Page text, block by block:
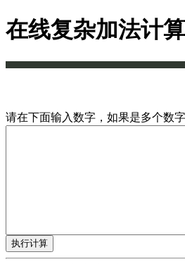
在线复杂加法计
请在下面输入数字，如果是多个数